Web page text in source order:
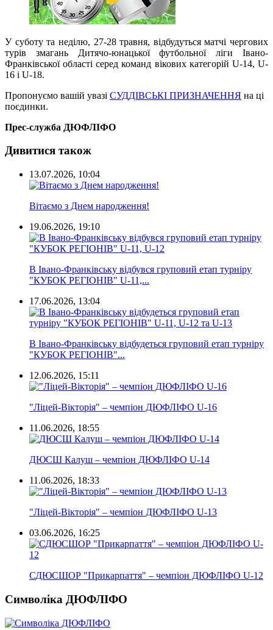
У суботу та неділю, 27-28 травня, відбудуться матчі чергових
турів змагань Дитячо-юнацької футбольної ліги Івано-
Франківської області серед команд вікових категорій U-14, U-
16 і U-18.
Пропонуємо вашій увазі СУДДІВСЬКІ ПРИЗНАЧЕННЯ на ці
поєдинки.
Прес-служба ДЮФЛІФО
Дивитися також
13.07.2026, 10:04
Вітаємо з Днем народження!
19.06.2026, 19:10
В Івано-Франківську відбувся груповий етап турніру
"КУБОК РЕГІОНІВ" U-11,...
17.06.2026, 13:04
В Івано-Франківську відбудеться груповий етап турніру
"КУБОК РЕГІОНІВ"...
12.06.2026, 15:11
"Ліцей-Вікторія" – чемпіон ДЮФЛІФО U-16
11.06.2026, 18:55
ДЮСШ Калуш – чемпіон ДЮФЛІФО U-14
11.06.2026, 18:33
"Ліцей-Вікторія" – чемпіон ДЮФЛІФО U-13
03.06.2026, 16:25
СДЮСШОР "Прикарпаття" – чемпіон ДЮФЛІФО U-12
Символіка ДЮФЛІФО